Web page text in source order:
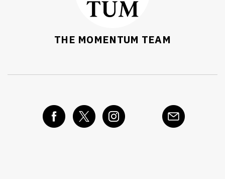
THE MOMENTUM TEAM